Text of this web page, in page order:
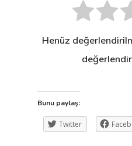
Henüz
Bunu paylaş:
Twitter